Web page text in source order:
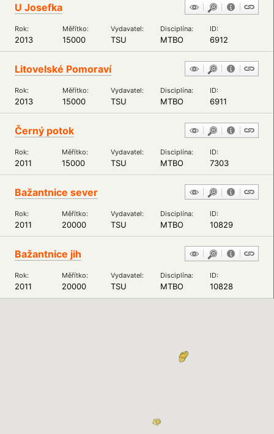
U Josefka
Rok: Měřítko: Vydavatel: Disciplína: ID:
2013 15000 TSU MTBO 6912
Litovelské Pomoraví
Rok: Měřítko: Vydavatel: Disciplína: ID:
2013 15000 TSU MTBO 6911
Černý potok
Rok: Měřítko: Vydavatel: Disciplína: ID:
2011 15000 TSU MTBO 7303
Bažantnice sever
Rok: Měřítko: Vydavatel: Disciplína: ID:
2011 20000 TSU MTBO 10829
Bažantnice jih
Rok: Měřítko: Vydavatel: Disciplína: ID:
2011 20000 TSU MTBO 10828